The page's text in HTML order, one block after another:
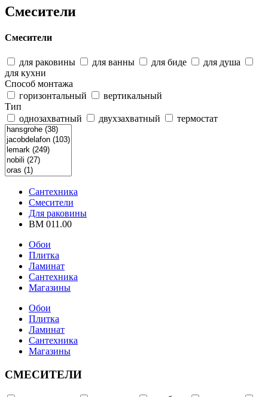
Смесители
Смесители
для раковины для ванны для биде
для душа
для кухни
Способ монтажа
горизонтальный
вертикальный
Тип
однозахватный
двухзахватный термостат
Сантехника
Смесители
Для раковины
BM 011.00
Обои
Плитка
Ламинат
Сантехника
Магазины
Обои
Плитка
Ламинат
Сантехника
Магазины
СМЕСИТЕЛИ